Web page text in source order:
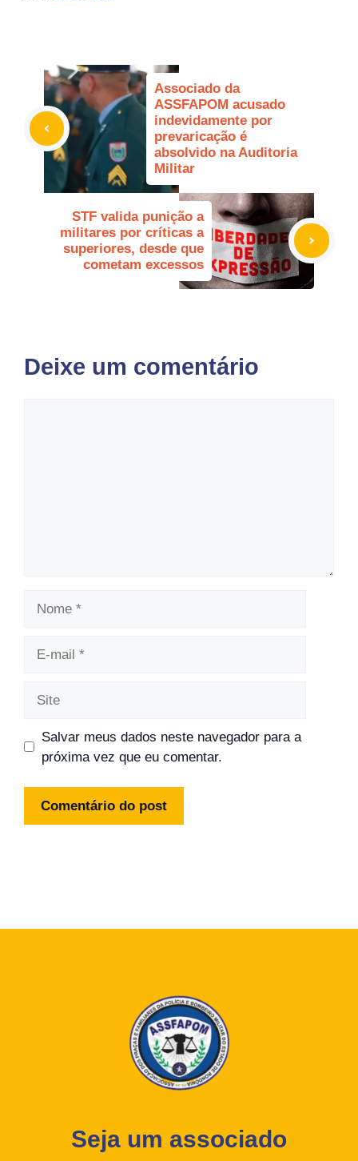
Associado da
ASSFAPOM acusado
indevidamente por
prevaricação é
absolvido na Auditoria
Militar
STF valida punição a
militares por críticas a
superiores, desde que
cometam excessos
Deixe um comentário
Salvar meus dados neste navegador para a
próxima vez que eu comentar.
Seja um associado